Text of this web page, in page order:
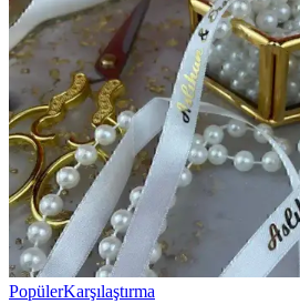
PopülerKarşılaştırma